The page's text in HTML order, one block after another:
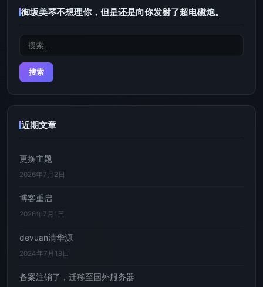
御坂美琴不想理你，但是还是向你发射了超电磁炮。
搜
近期文章
更换主题
2026年7月2日
博客重启
2026年7月1日
devuan清华源
2024年7月19日
备案注销了，迁移至国外服务器